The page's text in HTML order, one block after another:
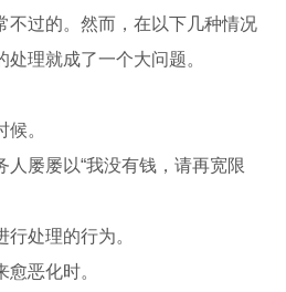
不过的。然而，在以下几种情况
处理就成了一个大问题。
候。
人屡屡以“我没有钱，请再宽限
行处理的行为。
愈恶化时。